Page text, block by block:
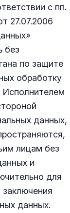
с пп.
27.07.2006
без
по защите
обработку
Исполнителем
данных,
лицам без
и
для
заключения
данных.